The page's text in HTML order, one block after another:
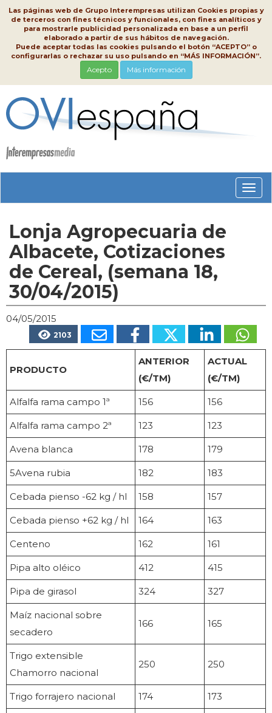
Las páginas web de Grupo Interempresas utilizan Cookies propias y
de terceros con fines técnicos y funcionales, con fines analíticos y
para mostrarle publicidad personalizada en base a un perfil
elaborado a partir de sus hábitos de navegación.
Puede aceptar todas las cookies pulsando el botón “ACEPTO” o
configurarlas o rechazar su uso pulsando en “MÁS INFORMACIÓN”.
Acepto Más información
Lonja Agropecuaria de
Albacete, Cotizaciones
de Cereal, (semana 18,
30/04/2015)
04/05/2015
2103
PRODUCTO
ANTERIOR
(€/TM)
ACTUAL
(€/TM)
Alfalfa rama campo 1ª 156 156
Alfalfa rama campo 2ª 123 123
Avena blanca 178 179
5Avena rubia 182 183
Cebada pienso -62 kg / hl 158 157
Cebada pienso +62 kg / hl 164 163
Centeno 162 161
Pipa alto oléico 412 415
Pipa de girasol 324 327
Maíz nacional sobre
secadero
166 165
Trigo extensible
Chamorro nacional
250 250
Trigo forrajero nacional 174 173